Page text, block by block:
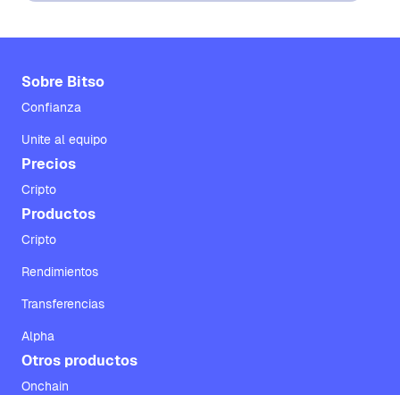
Sobre Bitso
Confianza
Unite al equipo
Precios
Cripto
Productos
Cripto
Rendimientos
Transferencias
Alpha
Otros productos
Onchain